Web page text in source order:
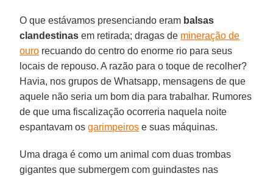
O que estávamos presenciando eram balsas
clandestinas em retirada; dragas de mineração de
ouro recuando do centro do enorme rio para seus
locais de repouso. A razão para o toque de recolher?
Havia, nos grupos de Whatsapp, mensagens de que
aquele não seria um bom dia para trabalhar. Rumores
de que uma fiscalização ocorreria naquela noite
espantavam osgarimpeiros e suas máquinas.
Uma draga é como um animal com duas trombas
gigantes que submergem com guindastes nas